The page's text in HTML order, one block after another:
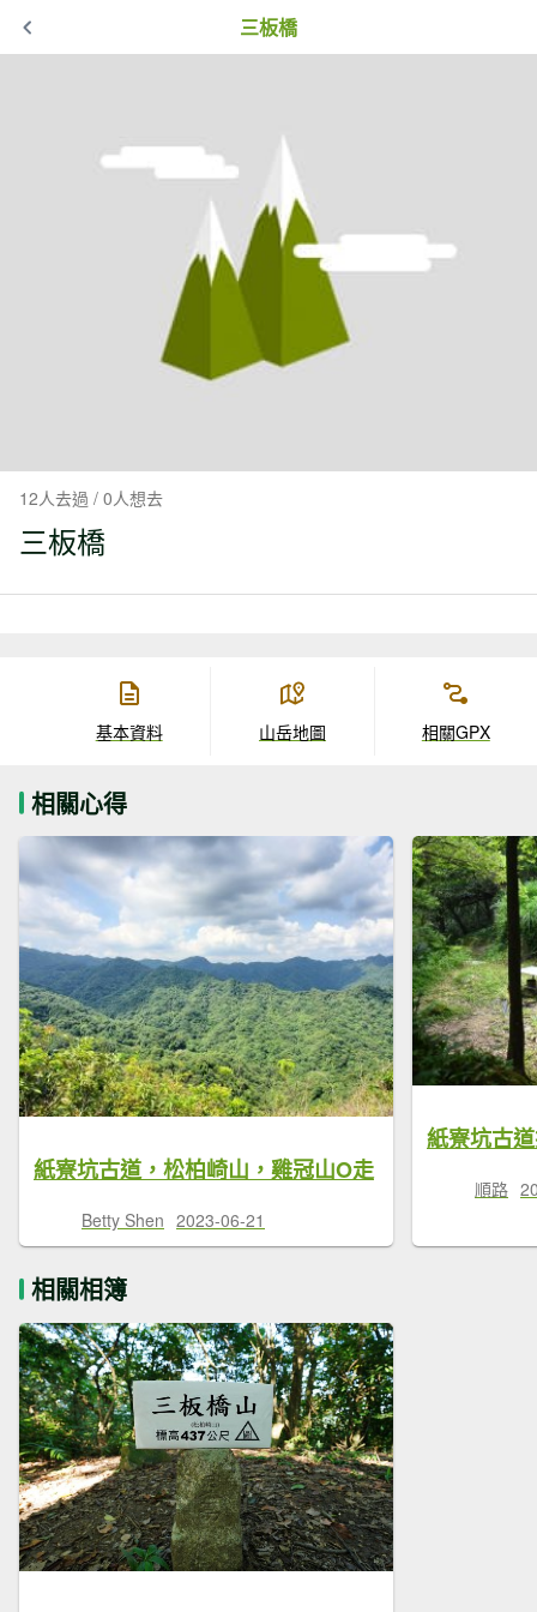
三板橋
12人去過 / 0人想去
三板橋
基本資料 山岳地圖 相關GPX
相關心得
紙寮坑古道，松柏崎山，雞冠山O走
Betty Shen 2023-06-21
順路
相關相簿